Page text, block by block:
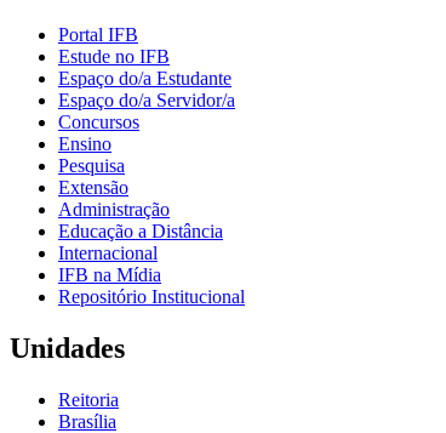
Portal IFB
Estude no IFB
Espaço do/a Estudante
Espaço do/a Servidor/a
Concursos
Ensino
Pesquisa
Extensão
Administração
Educação a Distância
Internacional
IFB na Mídia
Repositório Institucional
Unidades
Reitoria
Brasília